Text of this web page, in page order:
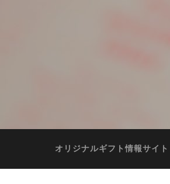
オリジナルギフト情報サイト